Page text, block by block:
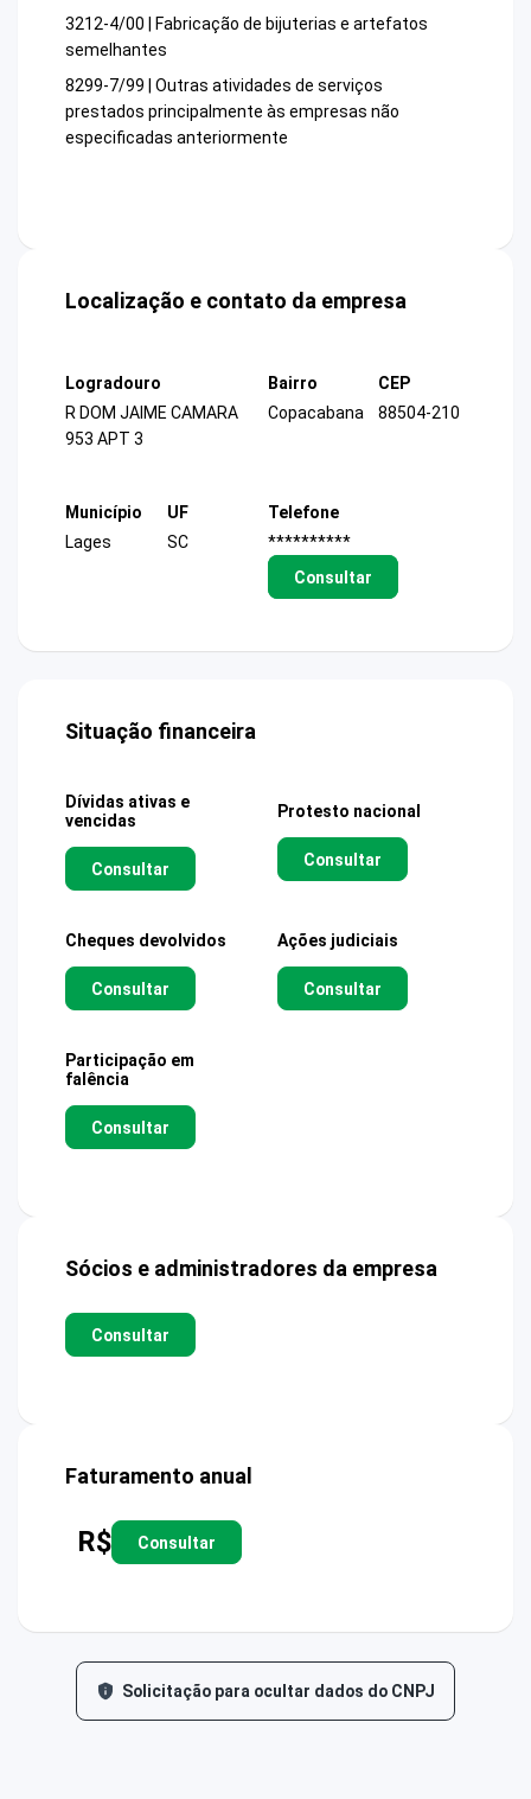
3212-4/00 | Fabricação de bijuterias e artefatos
semelhantes
8299-7/99 | Outras atividades de serviços
prestados principalmente às empresas não
especificadas anteriormente
Localização e contato da empresa
Logradouro
R DOM JAIME CAMARA
953 APT 3
Bairro
Copacabana
CEP
88504-210
Município
Lages
UF
SC
Telefone
**********
Consultar
Situação financeira
Dívidas ativas e
vencidas
Consultar
Protesto nacional
Consultar
Cheques devolvidos
Consultar
Ações judiciais
Consultar
Participação em
falência
Consultar
Sócios e administradores da empresa
Consultar
Faturamento anual
R$ Consultar
Solicitação para ocultar dados do CNPJ